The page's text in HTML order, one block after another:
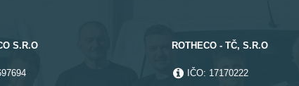
S.R.O ROTHECO - TČ, S.R.O
IČO: 17170222